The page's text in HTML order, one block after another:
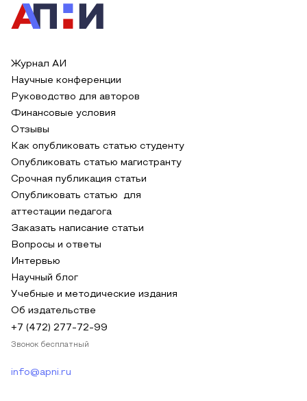
Журнал АИ
Научные конференции
Руководство для авторов
Финансовые условия
Отзывы
Как опубликовать статью студенту
Опубликовать статью магистранту
Срочная публикация статьи
Опубликовать статью для
аттестации педагога
Заказать написание статьи
Вопросы и ответы
Интервью
Научный блог
Учебные и методические издания
Об издательстве
+7 (472) 277-72-99
Звонок бесплатный
info@apni.ru